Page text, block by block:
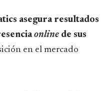
asegura resultados
online de sus
en el mercado